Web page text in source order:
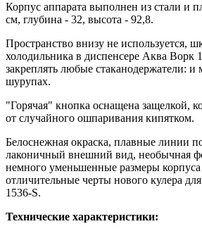
Корпус аппарата выполнен из стали и
см, глубина - 32, высота - 92,8.
Пространство внизу не используется,
холодильника в диспенсере Аква Ворк
закреплять любые стаканодержатели: и
шурупах.
"Горячая" кнопка оснащена защелкой,
от случайного ошпаривания кипятком.
Белоснежная окраска, плавные линии
лаконичный внешний вид, необычная
немного уменьшенные размеры корпуса
отличительные черты нового кулера
1536-S.
Технические характеристики: